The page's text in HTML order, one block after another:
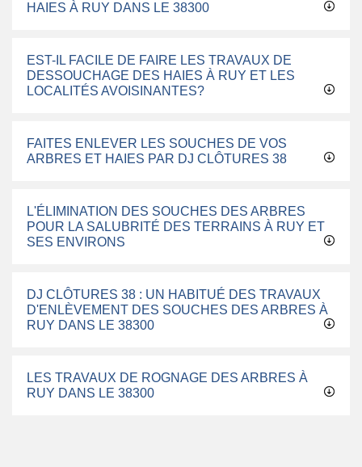
HAIES À RUY DANS LE 38300
EST-IL FACILE DE FAIRE LES TRAVAUX DE
DESSOUCHAGE DES HAIES À RUY ET LES
LOCALITÉS AVOISINANTES?
FAITES ENLEVER LES SOUCHES DE VOS
ARBRES ET HAIES PAR DJ CLÔTURES 38
L'ÉLIMINATION DES SOUCHES DES ARBRES
POUR LA SALUBRITÉ DES TERRAINS À RUY ET
SES ENVIRONS
DJ CLÔTURES 38 : UN HABITUÉ DES TRAVAUX
D'ENLÈVEMENT DES SOUCHES DES ARBRES À
RUY DANS LE 38300
LES TRAVAUX DE ROGNAGE DES ARBRES À
RUY DANS LE 38300